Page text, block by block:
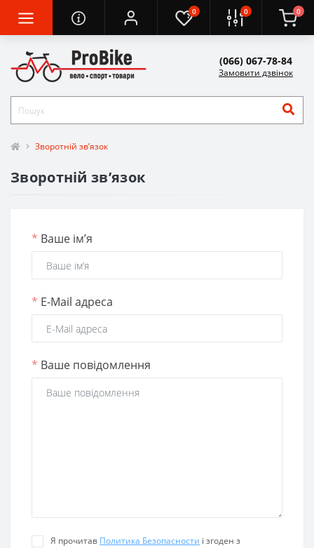
0 0 0
(066) 067-78-84
Замовити дзвінок
Зворотній зв’язок
Зворотній зв’язок
* Ваше ім’я
* E-Mail адреса
* Ваше повідомлення
Я прочитав Политика Безопасности і згоден з